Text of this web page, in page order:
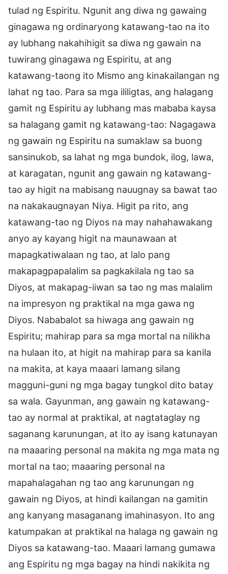
tulad ng Espiritu. Ngunit ang diwa ng gawaing
ginagawa ng ordinaryong katawang-tao na ito
ay lubhang nakahihigit sa diwa ng gawain na
tuwirang ginagawa ng Espiritu, at ang
katawang-taong ito Mismo ang kinakailangan ng
lahat ng tao. Para sa mga ililigtas, ang halagang
gamit ng Espiritu ay lubhang mas mababa kaysa
sa halagang gamit ng katawang-tao: Nagagawa
ng gawain ng Espiritu na sumaklaw sa buong
sansinukob, sa lahat ng mga bundok, ilog, lawa,
at karagatan, ngunit ang gawain ng katawang-
tao ay higit na mabisang nauugnay sa bawat tao
na nakakaugnayan Niya. Higit pa rito, ang
katawang-tao ng Diyos na may nahahawakang
anyo ay kayang higit na maunawaan at
mapagkatiwalaan ng tao, at lalo pang
makapagpapalalim sa pagkakilala ng tao sa
Diyos, at makapag-iiwan sa tao ng mas malalim
na impresyon ng praktikal na mga gawa ng
Diyos. Nababalot sa hiwaga ang gawain ng
Espiritu; mahirap para sa mga mortal na nilikha
na hulaan ito, at higit na mahirap para sa kanila
na makita, at kaya maaari lamang silang
magguni-guni ng mga bagay tungkol dito batay
sa wala. Gayunman, ang gawain ng katawang-
tao ay normal at praktikal, at nagtataglay ng
saganang karunungan, at ito ay isang katunayan
na maaaring personal na makita ng mga mata ng
mortal na tao; maaaring personal na
mapahalagahan ng tao ang karunungan ng
gawain ng Diyos, at hindi kailangan na gamitin
ang kanyang masaganang imahinasyon. Ito ang
katumpakan at praktikal na halaga ng gawain ng
Diyos sa katawang-tao. Maaari lamang gumawa
ang Espiritu ng mga bagay na hindi nakikita ng